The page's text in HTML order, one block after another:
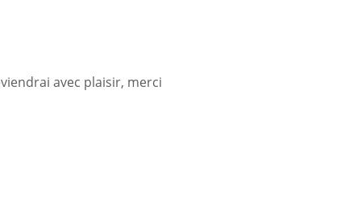
avec plaisir, merci